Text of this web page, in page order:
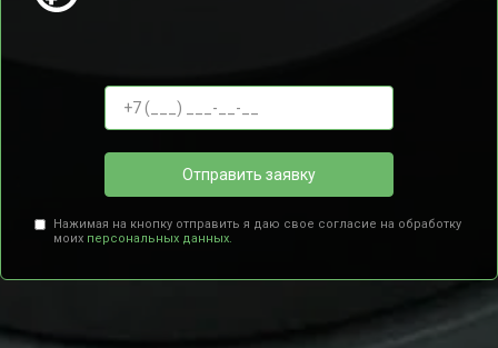
Отправить заявку
Нажимая на кнопку отправить я даю свое согласие на обработку
моих персональных данных.